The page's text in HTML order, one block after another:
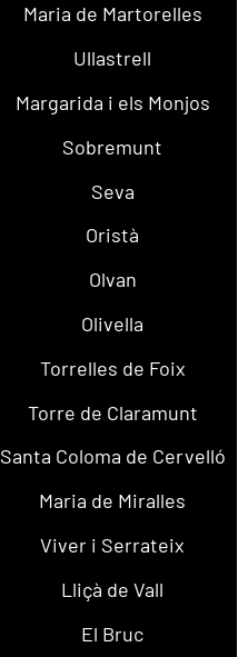
Maria de Martorelles
Ullastrell
Margarida i els Monjos
Sobremunt
Seva
Oristà
Olvan
Olivella
Torrelles de Foix
Torre de Claramunt
Santa Coloma de Cervelló
Maria de Miralles
Viver i Serrateix
Lliçà de Vall
El Bruc